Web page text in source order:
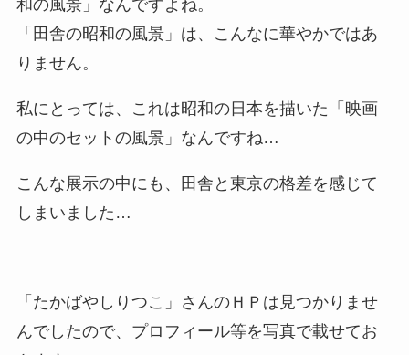
和の風景」なんですよね。
「田舎の昭和の風景」は、こんなに華やかではあ
りません。
私にとっては、これは昭和の日本を描いた「映画
の中のセットの風景」なんですね…
こんな展示の中にも、田舎と東京の格差を感じて
しまいました…
「たかばやしりつこ」さんのＨＰは見つかりませ
んでしたので、プロフィール等を写真で載せてお